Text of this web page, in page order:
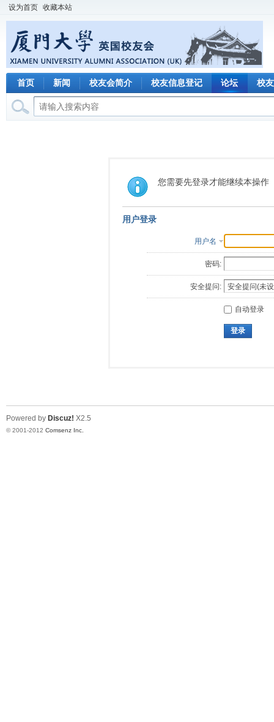
设为首页 收藏本站
首页 新闻 校友会简介 校友信息登记 论坛 校
您需要先登录才能继续本操作
用户登录
用户名
密码:
安全提问:
自动登录
登录
Powered by Discuz! X2.5
© 2001-2012 Comsenz Inc.